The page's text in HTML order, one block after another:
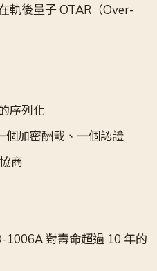
軌後量子 OTAR（Over-
序列化
個加密酬載、一個認證
商
1006A 對壽命超過 10 年的